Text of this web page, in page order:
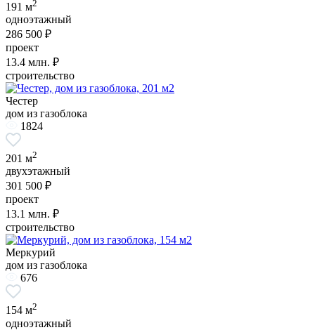
191 м2
одноэтажный
286 500 ₽
проект
13.4 млн. ₽
строительство
Честер
дом из газоблока
1824
201 м2
двухэтажный
301 500 ₽
проект
13.1 млн. ₽
строительство
Меркурий
дом из газоблока
676
154 м2
одноэтажный